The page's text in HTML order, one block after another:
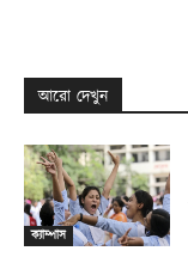
আরো দেখুন
ক্যাম্পাস